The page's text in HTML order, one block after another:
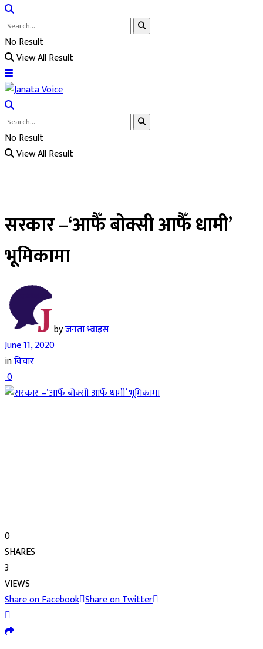
No Result
View All Result
No Result
View All Result
सरकार –‘आफैँ बोक्सी आफैँ धामी’
भूमिकामा
byजनता भ्वाइस
June 11, 2020
inविचार
0
0
SHARES
3
VIEWS
Share on Facebook Share on Twitter